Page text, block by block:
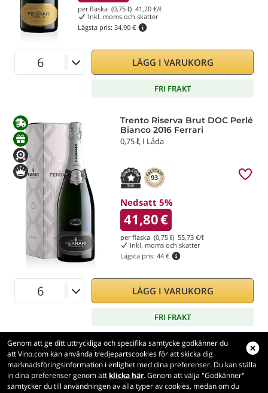
per flaska (0,75 ℓ) 41,20 €/ℓ
Inkl. moms och skatter
Lägsta pris: 34,90 €
LÄGG I VARUKORG
FRI FRAKT
Trento Riserva Brut DOC Perlé
Bianco 2016 Ferrari
0,75 ℓ, I Låda
93
Nedsatt 5%
41,80€
per flaska (0,75 ℓ) 55,73€/ℓ
Inkl. moms och skatter
Lägsta pris: 44 €
LÄGG I VARUKORG
FRI FRAKT
Genom att ge ditt uttryckliga och specifika samtycke godkänner du
att Vino.com kan använda tredjepartscookies för att skicka dig
marknadsföringsinformation i enlighet med dina preferenser. Du kan ställa
in dina preferenser genom att klicka här. Genom att välja "Godkänner"
samtycker du till användningen av alla typer av cookies, medan om du
Vino.com